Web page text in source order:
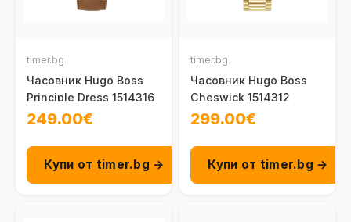
timer.bg
Часовник Hugo Boss
Principle Dress 1514316
249.00€
Купи от timer.bg →
timer.bg
Часовник Hugo Boss
Cheswick 1514312
299.00€
Купи от timer.bg →